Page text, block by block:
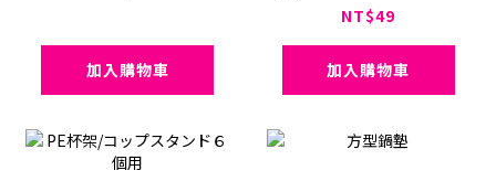
加入購物車
NT$49
加入購物車